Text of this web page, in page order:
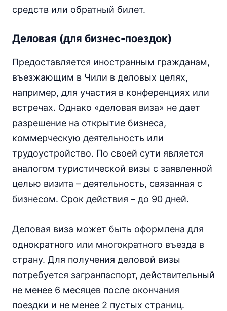
средств или обратный билет.
Деловая (для бизнес-поездок)
Предоставляется иностранным гражданам,
въезжающим в Чили в деловых целях,
например, для участия в конференциях или
встречах. Однако «деловая виза» не дает
разрешение на открытие бизнеса,
коммерческую деятельность или
трудоустройство. По своей сути является
аналогом туристической визы с заявленной
целью визита – деятельность, связанная с
бизнесом. Срок действия – до 90 дней.
Деловая виза может быть оформлена для
однократного или многократного въезда в
страну. Для получения деловой визы
потребуется загранпаспорт, действительный
не менее 6 месяцев после окончания
поездки и не менее 2 пустых страниц.